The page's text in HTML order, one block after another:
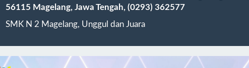
56115 Magelang, Jawa Tengah, (0293) 362577
SMK N 2 Magelang, Unggul dan Juara